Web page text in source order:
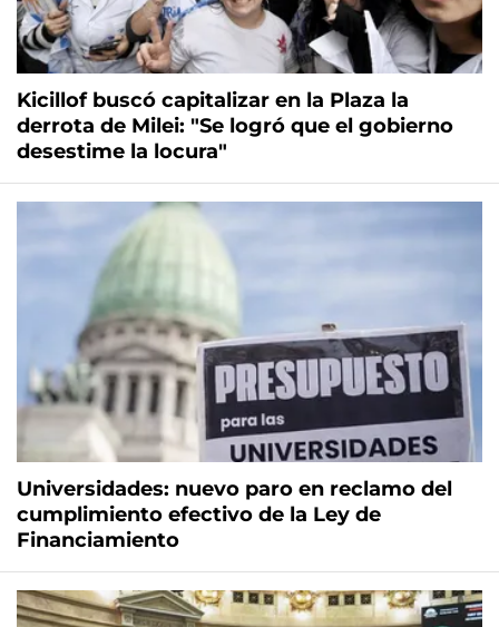
Kicillof buscó capitalizar en la Plaza la
derrota de Milei: "Se logró que el gobierno
desestime la locura"
Universidades: nuevo paro en reclamo del
cumplimiento efectivo de la Ley de
Financiamiento